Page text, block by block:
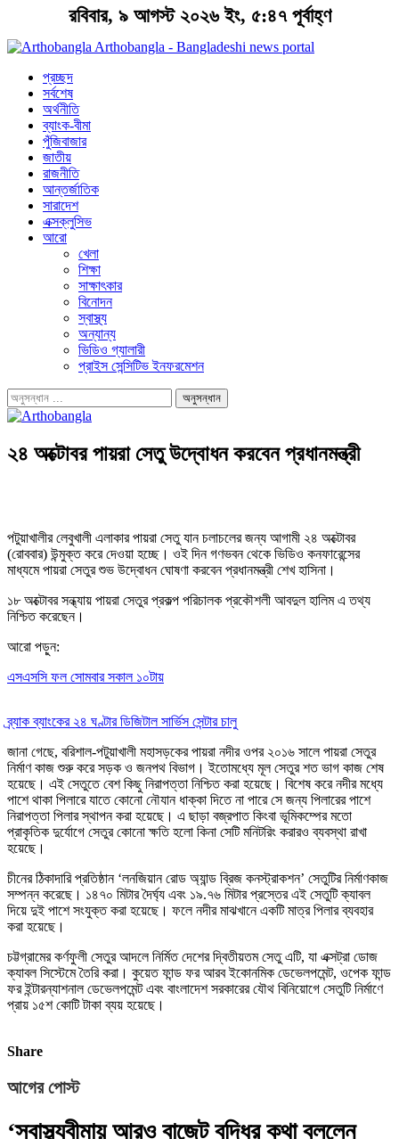
রবিবার, ৯ আগস্ট ২০২৬ ইং, ৫:৪৭ পূর্বাহ্ণ
Arthobangla - Bangladeshi news portal
প্রচ্ছদ
সর্বশেষ
অর্থনীতি
ব্যাংক-বীমা
পুঁজিবাজার
জাতীয়
রাজনীতি
আন্তর্জাতিক
সারাদেশ
এক্সক্লুসিভ
আরো
খেলা
শিক্ষা
সাক্ষাৎকার
বিনোদন
স্বাস্থ্য
অন্যান্য
ভিডিও গ্যালারী
প্রাইস সেন্সিটিভ ইনফরমেশন
২৪ অক্টোবর পায়রা সেতু উদ্বোধন করবেন প্রধানমন্ত্রী
পটুয়াখালীর লেবুখালী এলাকার পায়রা সেতু যান চলাচলের জন্য আগামী ২৪ অক্টোবর
(রোববার) উন্মুক্ত করে দেওয়া হচ্ছে। ওই দিন গণভবন থেকে ভিডিও কনফারেন্সের
মাধ্যমে পায়রা সেতুর শুভ উদ্বোধন ঘোষণা করবেন প্রধানমন্ত্রী শেখ হাসিনা।
১৮ অক্টোবর সন্ধ্যায় পায়রা সেতুর প্রকল্প পরিচালক প্রকৌশলী আবদুল হালিম এ তথ্য
নিশ্চিত করেছেন।
আরো পড়ুন:
এসএসসি ফল সোমবার সকাল ১০টায়
ব্র্যাক ব্যাংকের ২৪ ঘণ্টার ডিজিটাল সার্ভিস সেন্টার চালু
জানা গেছে, বরিশাল-পটুয়াখালী মহাসড়কের পায়রা নদীর ওপর ২০১৬ সালে পায়রা সেতুর
নির্মাণ কাজ শুরু করে সড়ক ও জনপথ বিভাগ। ইতোমধ্যে মূল সেতুর শত ভাগ কাজ শেষ
হয়েছে। এই সেতুতে বেশ কিছু নিরাপত্তা নিশ্চিত করা হয়েছে। বিশেষ করে নদীর মধ্যে
পাশে থাকা পিলারে যাতে কোনো নৌযান ধাক্কা দিতে না পারে সে জন্য পিলারের পাশে
নিরাপত্তা পিলার স্থাপন করা হয়েছে। এ ছাড়া বজ্রপাত কিংবা ভূমিকম্পের মতো
প্রাকৃতিক দুর্যোগে সেতুর কোনো ক্ষতি হলো কিনা সেটি মনিটরিং করারও ব্যবস্থা রাখা
হয়েছে।
চীনের ঠিকাদারি প্রতিষ্ঠান ‘লনজিয়ান রোড অ্যান্ড ব্রিজ কনস্ট্রাকশন’ সেতুটির নির্মাণকাজ
সম্পন্ন করেছে। ১৪৭০ মিটার দৈর্ঘ্য এবং ১৯.৭৬ মিটার প্রস্তের এই সেতুটি ক্যাবল
দিয়ে দুই পাশে সংযুক্ত করা হয়েছে। ফলে নদীর মাঝখানে একটি মাত্র পিলার ব্যবহার
করা হয়েছে।
চট্টগ্রামের কর্ণফুলী সেতুর আদলে নির্মিত দেশের দ্বিতীয়তম সেতু এটি, যা এক্সট্রা ডোজ
ক্যাবল সিস্টেমে তৈরি করা। কুয়েত ফান্ড ফর আরব ইকোনমিক ডেভেলপমেন্ট, ওপেক ফান্ড
ফর ইন্টারন্যাশনাল ডেভেলপমেন্ট এবং বাংলাদেশ সরকারের যৌথ বিনিয়োগে সেতুটি নির্মাণে
প্রায় ১৫শ কোটি টাকা ব্যয় হয়েছে।
Share
আগের পোস্ট
‘স্বাস্থ্যবীমায় আরও বাজেট বৃদ্ধির কথা বললেন